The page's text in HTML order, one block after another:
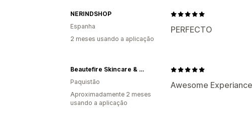
PERFECTO
NERINDSHOP
Espanha
2 meses usando a aplicação
Awesome Experiance
Beautefire Skincare & Cosmetics
Paquistão
Aproximadamente 2 meses
usando a aplicação